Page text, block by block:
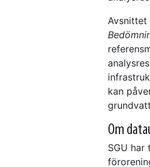
Avsnittet
kan
Om
SGU